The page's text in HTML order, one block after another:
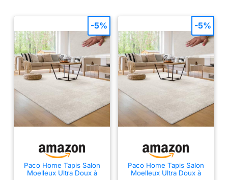
Paco Home Tapis Salon
Moelleux Ultra Doux à
-5%
Paco Home Tapis Salon
Moelleux Ultra Doux à
-5%